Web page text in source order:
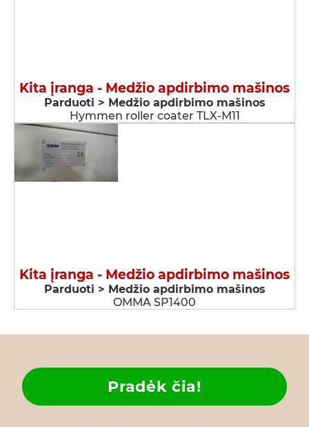
Kita įranga - Medžio apdirbimo mašinos
Parduoti > Medžio apdirbimo mašinos
Hymmen roller coater TLX-M11
Kita įranga - Medžio apdirbimo mašinos
Parduoti > Medžio apdirbimo mašinos
OMMA SP1400
Pradėk čia!